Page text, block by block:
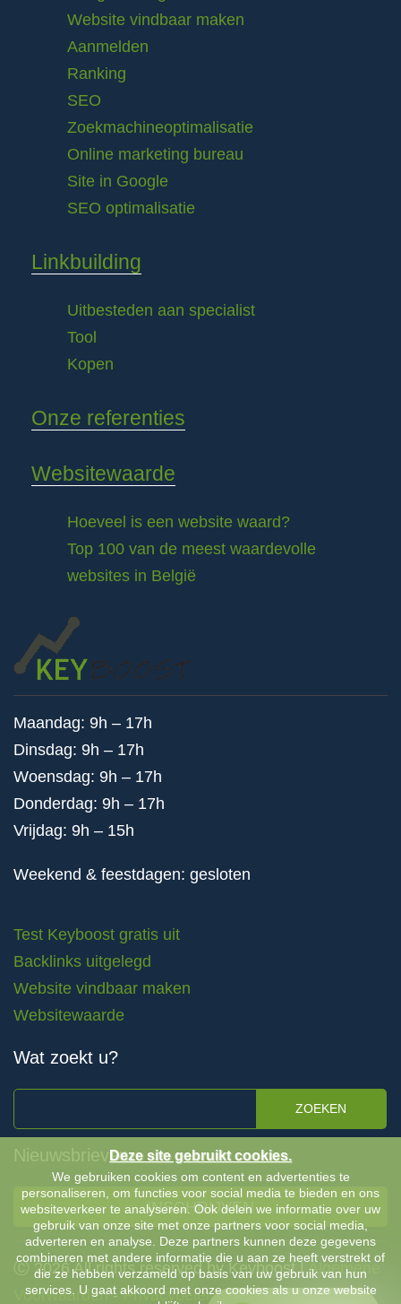
Website vindbaar maken
Aanmelden
Ranking
SEO
Zoekmachineoptimalisatie
Online marketing bureau
Site in Google
SEO optimalisatie
Linkbuilding
Uitbesteden aan specialist
Tool
Kopen
Onze referenties
Websitewaarde
Hoeveel is een website waard?
Top 100 van de meest waardevolle
websites in België
Maandag: 9h – 17h
Dinsdag: 9h – 17h
Woensdag: 9h – 17h
Donderdag: 9h – 17h
Vrijdag: 9h – 15h
Weekend & feestdagen: gesloten
Test Keyboost gratis uit
Backlinks uitgelegd
Website vindbaar maken
Websitewaarde
Wat zoekt u?
ZOEKEN
Nieuwsbrieven
INSCHRIJVEN
Ⓒ 2026 All rights reserved by Keyboost |Algemene
Voorwaarden-Privacybeleid
Deze site gebruikt cookies.
We gebruiken cookies om content en advertenties te
personaliseren, om functies voor social media te bieden en ons
websiteverkeer te analyseren. Ook delen we informatie over uw
gebruik van onze site met onze partners voor social media,
adverteren en analyse. Deze partners kunnen deze gegevens
combineren met andere informatie die u aan ze heeft verstrekt of
die ze hebben verzameld op basis van uw gebruik van hun
services. U gaat akkoord met onze cookies als u onze website